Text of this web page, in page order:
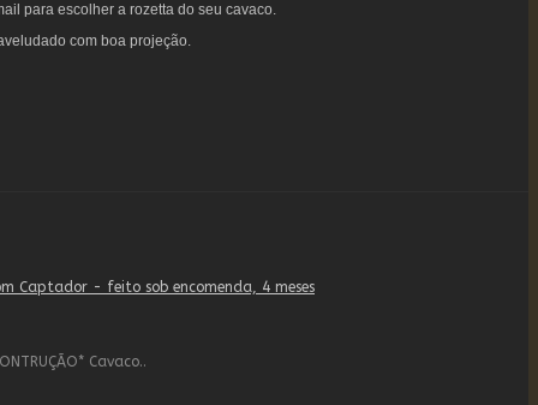
para escolher a rozetta do seu cavaco.
com boa projeção.
Cavaco..